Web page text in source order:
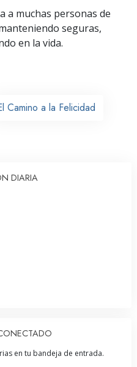
a muchas personas de
seguras,
en la vida.
Camino a la Felicidad
DIARIA
en tu bandeja de entrada.